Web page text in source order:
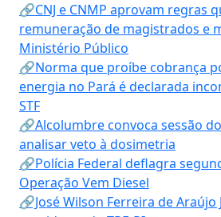
🔗CNJ e CNMP aprovam regras
remuneração de magistrados e
Ministério Público
🔗Norma que proíbe cobrança
energia no Pará é declarada
STF
🔗Alcolumbre convoca sessão
analisar veto à dosimetria
🔗Polícia Federal deflagra
Operação Vem Diesel
🔗José Wilson Ferreira de Araújo